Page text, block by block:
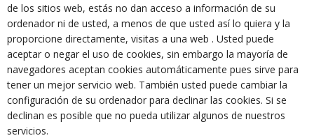
de los sitios web, estás no dan acceso a información de su
ordenador ni de usted, a menos de que usted así lo quiera y la
proporcione directamente, visitas a una web . Usted puede
aceptar o negar el uso de cookies, sin embargo la mayoría de
navegadores aceptan cookies automáticamente pues sirve para
tener un mejor servicio web. También usted puede cambiar la
configuración de su ordenador para declinar las cookies. Si se
declinan es posible que no pueda utilizar algunos de nuestros
servicios.